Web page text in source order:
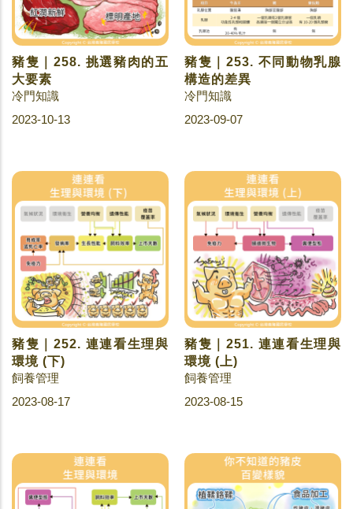
豬隻｜258. 挑選豬肉的五
大要素
冷門知識
2023-10-13
豬隻｜253. 不同動物乳腺
構造的差異
冷門知識
2023-09-07
豬隻｜252. 連連看生理與
環境 (下)
飼養管理
2023-08-17
豬隻｜251. 連連看生理與
環境 (上)
飼養管理
2023-08-15